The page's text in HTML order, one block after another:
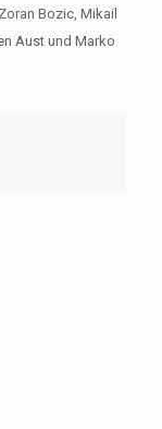
Bozic, Mikail
Aust und Marko